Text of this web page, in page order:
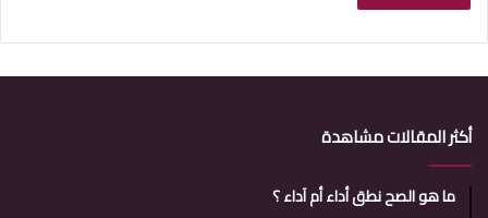
أكثر المقالات مشاهدة
ما هو الصح نطق أداء أم آداء ؟